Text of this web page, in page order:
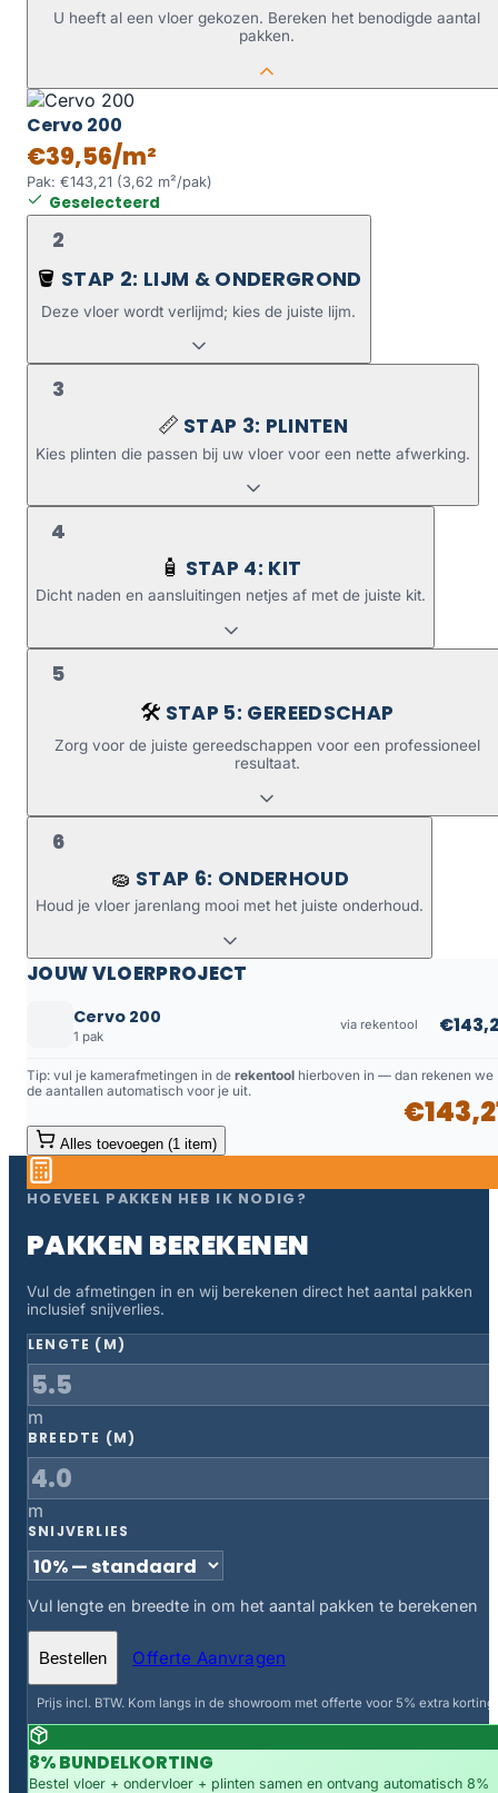
U heeft al een vloer gekozen. Bereken het benodigde aantal
pakken.
Cervo 200
€39,56/m²
Pak: €143,21 (3,62 m²/pak)
Geselecteerd
2
🪣 STAP 2: LIJM & ONDERGROND
Deze vloer wordt verlijmd; kies de juiste lijm.
3
📏 STAP 3: PLINTEN
Kies plinten die passen bij uw vloer voor een nette afwerking.
4
🧴 STAP 4: KIT
Dicht naden en aansluitingen netjes af met de juiste kit.
5
🛠️ STAP 5: GEREEDSCHAP
Zorg voor de juiste gereedschappen voor een professioneel
resultaat.
6
🧽 STAP 6: ONDERHOUD
Houd je vloer jarenlang mooi met het juiste onderhoud.
JOUW VLOERPROJECT
Cervo 200
1 pak
via rekentool
Tip: vul je kamerafmetingen in de rekentool hierboven in — dan rekenen we
de aantallen automatisch voor je uit.
Alles toevoegen (1 item)
HOEVEEL PAKKEN HEB IK NODIG?
PAKKEN BEREKENEN
Vul de afmetingen in en wij berekenen direct het aantal pakken
inclusief snijverlies.
LENGTE (M)
m
BREEDTE (M)
m
SNIJVERLIES
Vul lengte en breedte in om het aantal pakken te berekenen
Bestellen Offerte Aanvragen
Prijs incl. BTW. Kom langs in de showroom met offerte voor 5% extra korting.
8% BUNDELKORTING
Bestel vloer + ondervloer + plinten samen en ontvang automatisch 8%